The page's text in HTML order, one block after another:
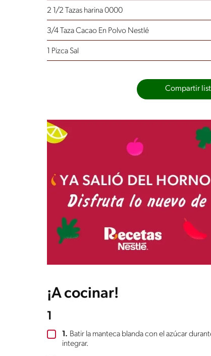
2 1/2 Tazas harina 0000
3/4 Taza Cacao En Polvo Nestlé
1 Pizca Sal
Compartir
¡A cocinar!
1
1. Batir la manteca blanda con el azúcar
integrar.